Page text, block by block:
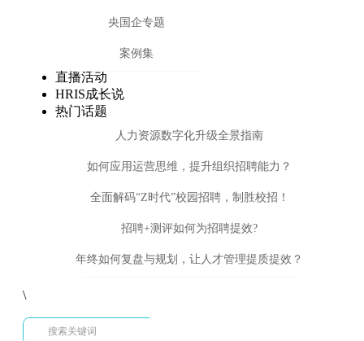
央国企专题
案例集
直播活动
HRIS成长说
热门话题
人力资源数字化升级全景指南
如何应用运营思维，提升组织招聘能力？
全面解码“Z时代”校园招聘，制胜校招！
招聘+测评如何为招聘提效?
年终如何复盘与规划，让人才管理提质提效？
\